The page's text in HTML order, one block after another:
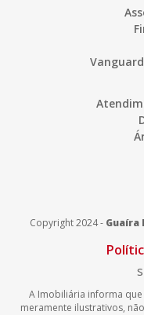
Copyright 2024 - Guaíra
A Imobiliária informa
meramente ilustrativos,